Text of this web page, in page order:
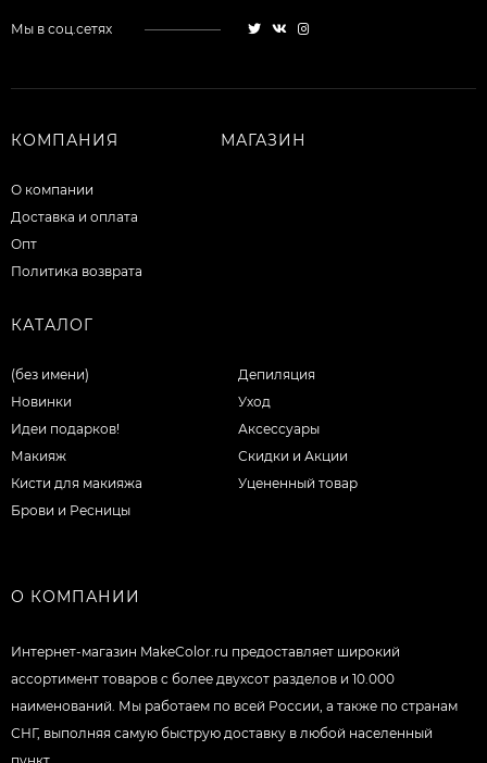
Мы в соц.сетях
КОМПАНИЯ
О компании
Доставка и оплата
Опт
Политика возврата
МАГАЗИН
КАТАЛОГ
(без имени)
Новинки
Идеи подарков!
Макияж
Кисти для макияжа
Брови и Ресницы
Депиляция
Уход
Аксессуары
Скидки и Акции
Уцененный товар
О КОМПАНИИ
Интернет-магазин MakeColor.ru предоставляет широкий
ассортимент товаров c более двухсот разделов и 10.000
наименований. Мы работаем по всей России, а также по странам
СНГ, выполняя самую быструю доставку в любой населенный